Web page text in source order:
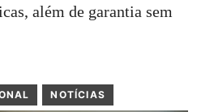
além de garantia sem
NOTÍCIAS